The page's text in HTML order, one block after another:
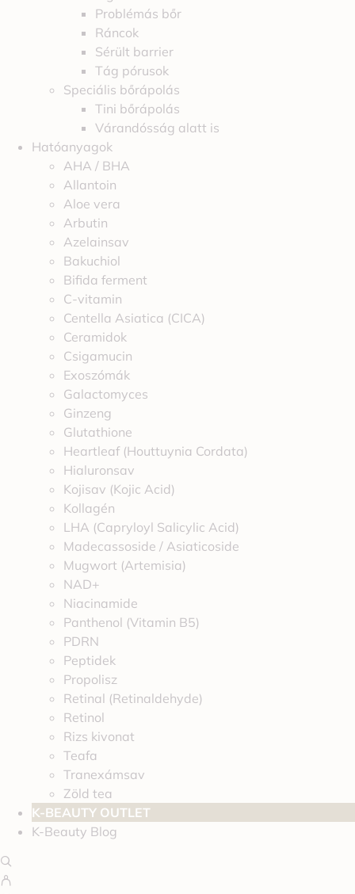
Problémás bőr
Ráncok
Sérült barrier
Tág pórusok
Speciális bőrápolás
Tini bőrápolás
Várandósság alatt is
Hatóanyagok
AHA / BHA
Allantoin
Aloe vera
Arbutin
Azelainsav
Bakuchiol
Bifida ferment
C-vitamin
Centella Asiatica (CICA)
Ceramidok
Csigamucin
Exoszómák
Galactomyces
Ginzeng
Glutathione
Heartleaf (Houttuynia Cordata)
Hialuronsav
Kojisav (Kojic Acid)
Kollagén
LHA (Capryloyl Salicylic Acid)
Madecassoside / Asiaticoside
Mugwort (Artemisia)
NAD+
Niacinamide
Panthenol (Vitamin B5)
PDRN
Peptidek
Propolisz
Retinal (Retinaldehyde)
Retinol
Rizs kivonat
Teafa
Tranexámsav
Zöld tea
K-BEAUTY OUTLET
K-Beauty Blog